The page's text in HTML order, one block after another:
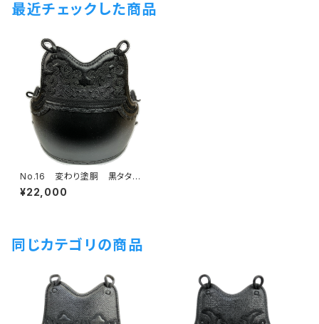
最近チェックした商品
No.16 変わり塗胴 黒タタキ
塗Sサイズ 少年用
¥22,000
同じカテゴリの商品